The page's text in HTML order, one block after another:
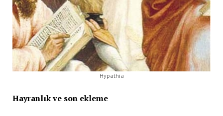
Hypathia
Hayranlık ve son ekleme